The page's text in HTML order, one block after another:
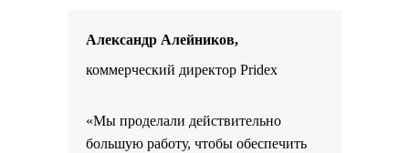
Александр Алейников,
коммерческий директор Pridex
«Мы проделали действительно
большую работу, чтобы обеспечить